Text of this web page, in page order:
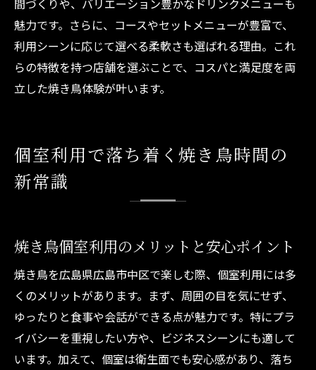
魅力です。さらに、コースやセットメニューが豊富で、
利用シーンに応じて選べる柔軟さも選ばれる理由。これ
らの特徴を持つ店舗を選ぶことで、コスパと満足度を両
立した焼き鳥体験が叶います。
個室利用で落ち着く焼き鳥時間の
新常識
焼き鳥個室利用のメリットと安心ポイント
焼き鳥を広島県広島市中区で楽しむ際、個室利用には多
くのメリットがあります。まず、周囲の目を気にせず、
ゆったりと食事や会話ができる点が魅力です。特にプラ
イバシーを重視したい方や、ビジネスシーンにも適して
います。加えて、個室は衛生面でも安心感があり、落ち